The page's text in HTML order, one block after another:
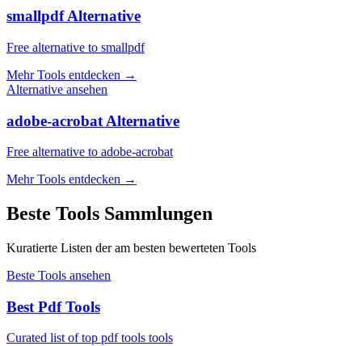
smallpdf Alternative
Free alternative to smallpdf
Mehr Tools entdecken →
Alternative ansehen
adobe-acrobat Alternative
Free alternative to adobe-acrobat
Mehr Tools entdecken →
Beste Tools Sammlungen
Kuratierte Listen der am besten bewerteten Tools
Beste Tools ansehen
Best Pdf Tools
Curated list of top pdf tools tools